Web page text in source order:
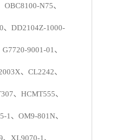
OBC8100-N75、
、 DD2104Z-1000-
G7720-9001-01 、
、 CL2242、
、 HCMT555、
1 、 OM9-801N、
、 XL9070-1 、